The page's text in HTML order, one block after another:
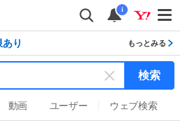
i
り もっとみる
キ
ー
ワ
検索
動画 ユーザー ウェブ検索